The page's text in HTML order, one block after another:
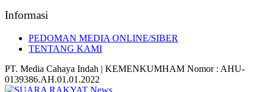
Informasi
PEDOMAN MEDIA ONLINE/SIBER
TENTANG KAMI
PT. Media Cahaya Indah | KEMENKUMHAM Nomor : AHU-
0139386.AH.01.01.2022